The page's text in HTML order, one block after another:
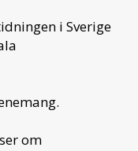
i Sverige
om